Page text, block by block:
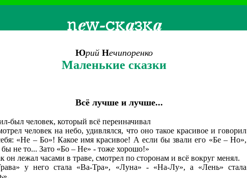
Юрий Нечипоренко
Маленькие сказки
Всё лучше и лучше...
был человек, который всё переиначивал
человек на небо, удивлялся, что оно такое красивое и говорил
«Не – Бо»! Какое имя красивое! А если бы звали его «Бе – Но»,
не то... Зато «Бо – Не» - тоже хорошо!»
он лежал часами в траве, смотрел по сторонам и всё вокруг менял.
у него стала «Ва-Тра», «Луна» - «На-Лу», а «Лень» стала